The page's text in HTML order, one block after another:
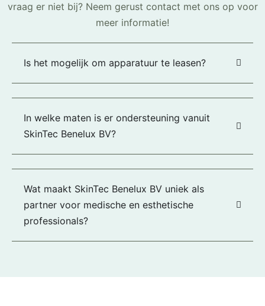
vraag er niet bij? Neem gerust contact met ons op voor
meer informatie!
Is het mogelijk om apparatuur te leasen?
In welke maten is er ondersteuning vanuit
SkinTec Benelux BV?
Wat maakt SkinTec Benelux BV uniek als
partner voor medische en esthetische
professionals?